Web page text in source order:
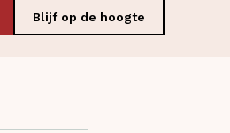
Blijf op de hoogte